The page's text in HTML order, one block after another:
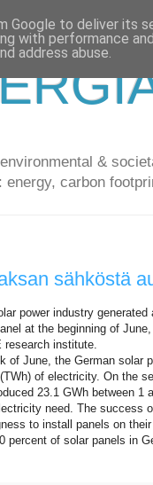
&
energy, carbon
sähköstä
power industry
at the beginning of
research institute.
of June, the German solar
of electricity. On the
23.1 GWh between
need. The success
to install panels on
percent of solar panels in
Google to deliver its
with performance
address abuse.